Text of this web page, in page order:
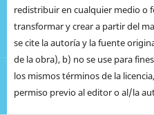
redistribuir en cualquier medio o
transformar y crear a partir del
se cite la autoría y la fuente
de la obra), b) no se use para
los mismos términos de la
permiso previo al editor o al/la